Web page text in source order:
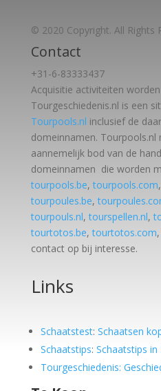
© 2020 Copyright. All Rights
Contact
+31-6-83333437
Acquisitie activiteiten worden
Tourgeschiedenis.nl is een
Tourpools.nl inclusief de
domeinnamen. Tourpools.nl
aannemelijk bod van de
domeinnamen die worden
tourpools.be,tourpools.com
tourpoules.be,
tourpouls.nl,tourspellen.nl,
tourtotos.be,tourtotos.com
contact op bij interesse.
Links
Schaatstest: Schaatsen
Schaatstips: Schaatstips
Tourgeschiedenis: